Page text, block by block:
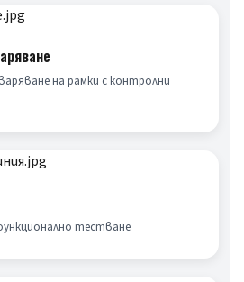
на рамки с контролни
тестване